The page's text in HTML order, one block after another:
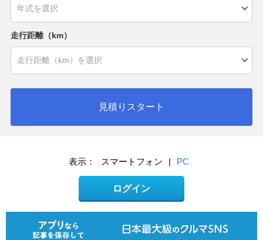
走行距離（km）
見積りスタート
表示： スマートフォン | PC
ログイン